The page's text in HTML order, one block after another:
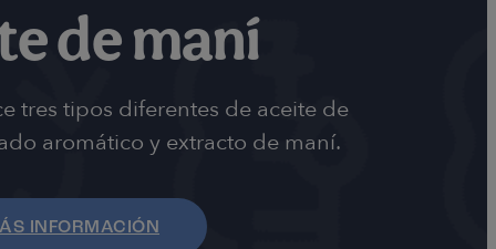
de maní
tres tipos diferentes de aceite de
aromático y extracto de maní.
INFORMACIÓN